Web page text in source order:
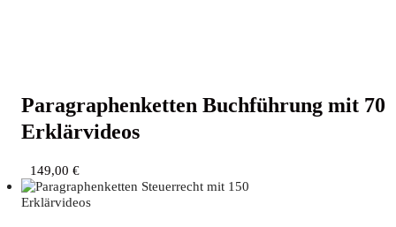
Para­gra­phen­ket­ten Buch­füh­rung mit 70
Erklärvideos
149,00 €